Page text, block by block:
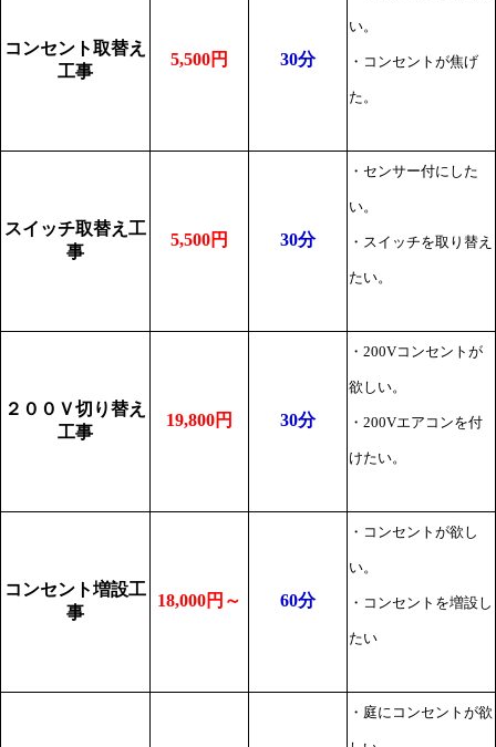
コンセント取替え
工事
5,500円 30分
い。
・コンセントが焦げ
た。
スイッチ取替え工
事
5,500円 30分
・センサー付にした
い。
・スイッチを取り替え
たい。
２００Ｖ切り替え
工事
19,800円 30分
・200Vコンセントが
欲しい。
・200Vエアコンを付
けたい。
コンセント増設工
事
18,000円～ 60分
・コンセントが欲し
い。
・コンセントを増設し
たい
・庭にコンセントが欲